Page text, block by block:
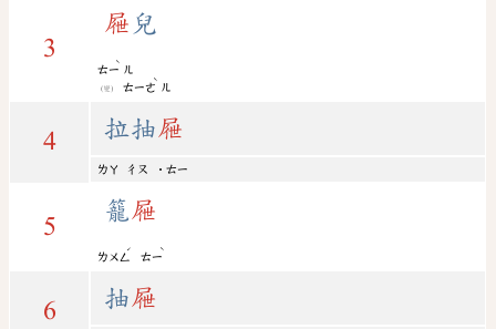
3
屜 兒
ㄊㄧ
ˋ
ㄦ
(變) ㄊㄧㄜ
ˋ
ㄦ
4 拉抽屜
ㄌㄚ ㄔㄡ ˙ㄊㄧ
5
籠屜
ㄌㄨㄥ
ˊ
ㄊㄧ
ˋ
6 抽屜